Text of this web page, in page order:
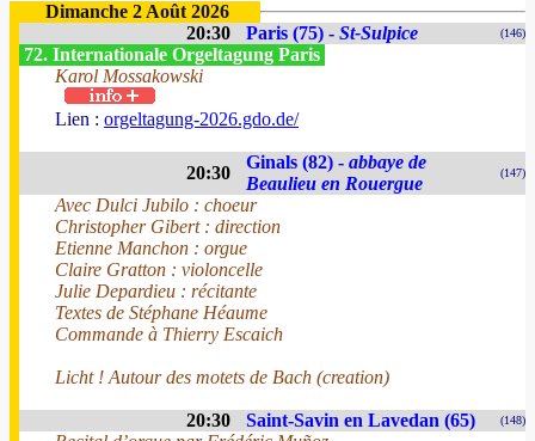
Dimanche 2 Août 2026
20:30
Paris (75) - St-Sulpice (146)
72. Internationale Orgeltagung Paris
Karol Mossakowski
Lien : orgeltagung-2026.gdo.de/
20:30
Ginals (82) - abbaye de
Beaulieu en Rouergue
(147)
Avec Dulci Jubilo : choeur
Christopher Gibert : direction
Etienne Manchon : orgue
Claire Gratton : violoncelle
Julie Depardieu : récitante
Textes de Stéphane Héaume
Commande à Thierry Escaich
Licht ! Autour des motets de Bach (creation)
20:30 Saint-Savin en Lavedan (65) (148)